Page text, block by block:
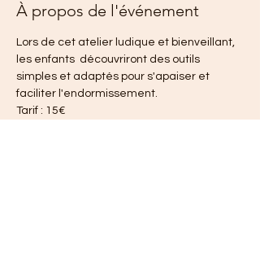
À propos de l'événement
Lors de cet atelier ludique et bienveillant,
les enfants  découvriront des outils
simples et adaptés pour s'apaiser et
faciliter l'endormissement.
Tarif : 15€